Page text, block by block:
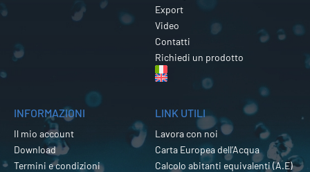
Export
Video
Contatti
Richiedi un prodotto
INFORMAZIONI
Il mio account
Download
Termini e condizioni
LINK UTILI
Lavora con noi
Carta Europea dell’Acqua
Calcolo abitanti equivalenti (A.E)